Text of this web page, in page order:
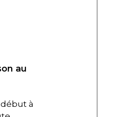
au
à